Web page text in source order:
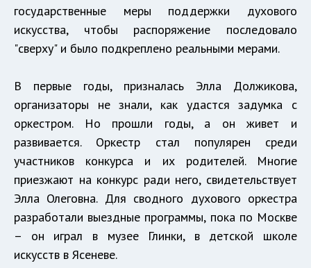
государственные меры поддержки духового
искусства, чтобы распоряжение последовало
"сверху" и было подкреплено реальными мерами.
В первые годы, призналась Элла Должикова,
организаторы не знали, как удастся задумка с
оркестром. Но прошли годы, а он живет и
развивается. Оркестр стал популярен среди
участников конкурса и их родителей. Многие
приезжают на конкурс ради него, свидетельствует
Элла Олеговна. Для сводного духового оркестра
разработали выездные программы, пока по Москве
– он играл в музее Глинки, в детской школе
искусств в Ясеневе.